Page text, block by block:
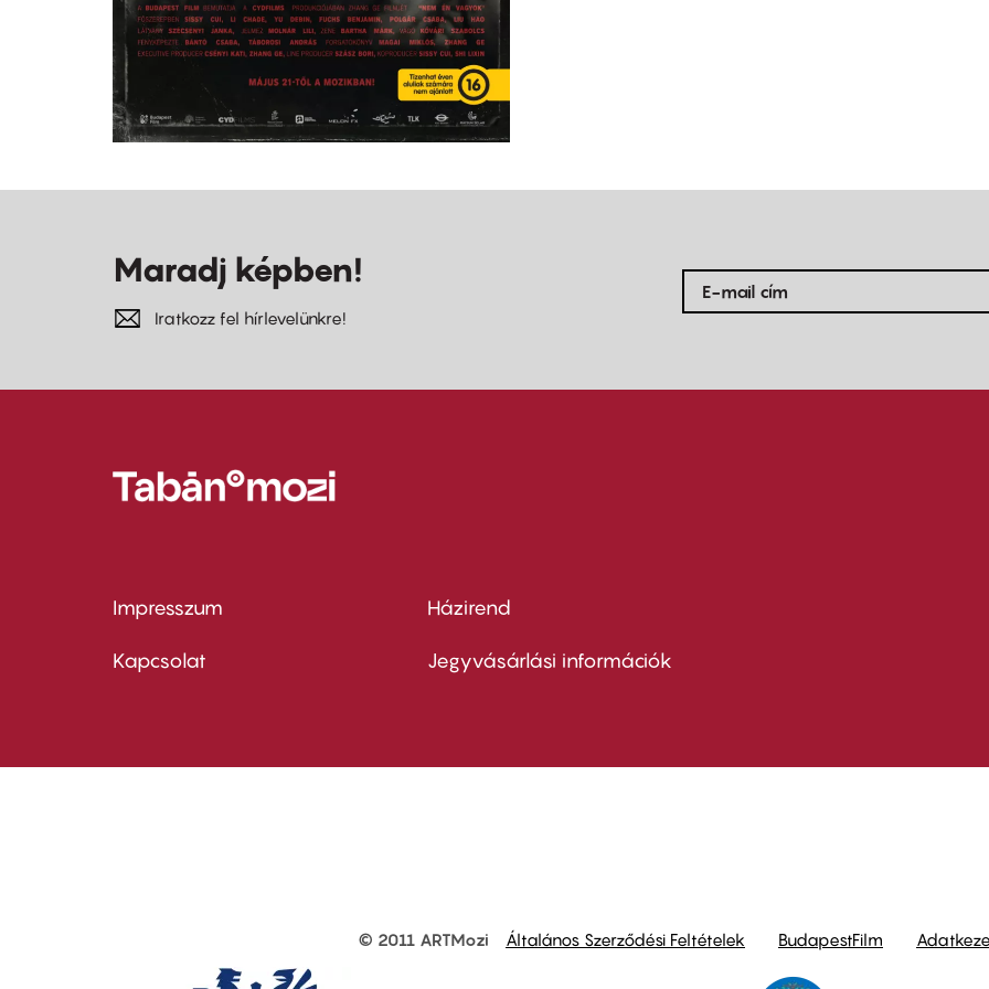
Maradj képben!
Iratkozz fel hírlevelünkre!
Footer
menu
Impresszum
Kapcsolat
Footer
menu
Házirend
Jegyvásárlási információk
© 2011 ARTMozi Általános Szerződési Feltételek BudapestFilm